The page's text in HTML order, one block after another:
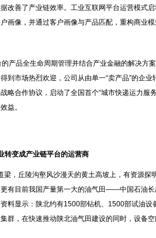
改善了产业链效率。工业互联网平台运营模式
画像，并通过客户画像与产品匹配，重构商业
产品全生命周期管理并结合产业金融的解决方
到市场热烈欢迎，公司从由单一“卖产品”的企
略合作协议，启动了全国首个“城市快递运力服
益。
转变成产业链平台的运营商
梁，丘陵沟壑风沙漫天的黄土高坡上，有资源
有目前我国产量第一大的油气田——中国石油
料显示：陕北约有1500部钻机、1500部试油
群，在快速推动陕北油气田建设的同时，设备